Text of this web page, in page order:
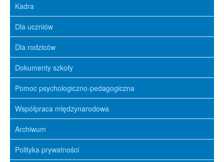
Kadra
Dla uczniów
Dla rodziców
Dokumenty szkoły
Pomoc psychologiczno-pedagogiczna
Współpraca międzynarodowa
Archiwum
Polityka prywatności